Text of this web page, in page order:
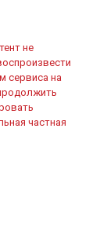
не
сервиса на
частная